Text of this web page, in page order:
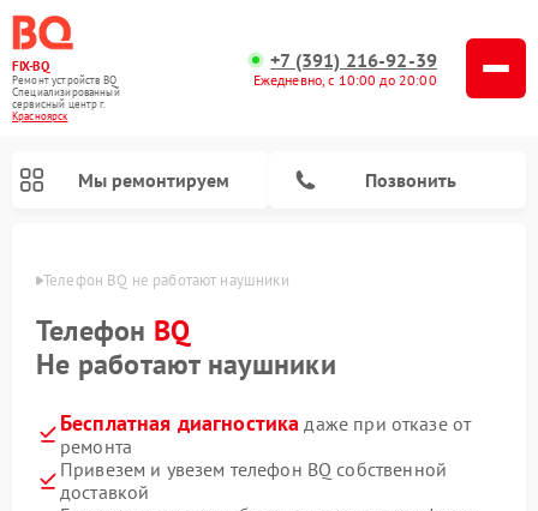
FIX-BQ
Ремонт устройств BQ
Специализированный
cервисный центр г.
Красноярск
+7 (391) 216-92-39
Ежедневно, с 10:00 до 20:00
Мы ремонтируем Позвонить
Телефон BQ не работают наушники
Телефон BQ
Не работают наушники
Бесплатная диагностика даже при отказе от
ремонта
Привезем и увезем телефон BQ собственной
доставкой